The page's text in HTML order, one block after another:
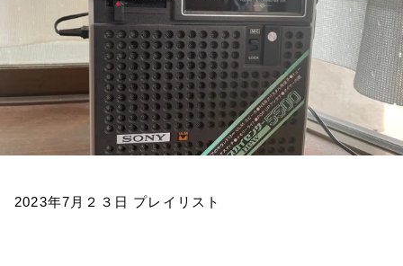
2023年7 月２３日 プレイリスト